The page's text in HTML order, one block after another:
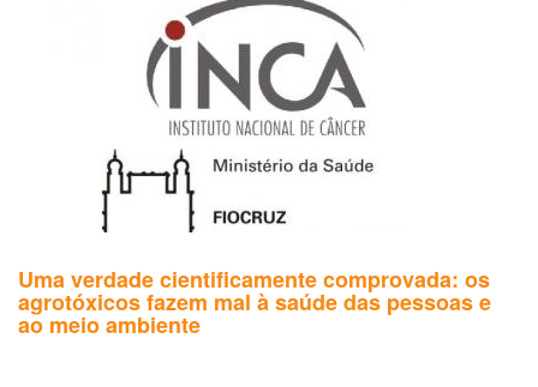
Uma verdade cientificamente comprovada: os
agrotóxicos fazem mal à saúde das pessoas e
ao meio ambiente